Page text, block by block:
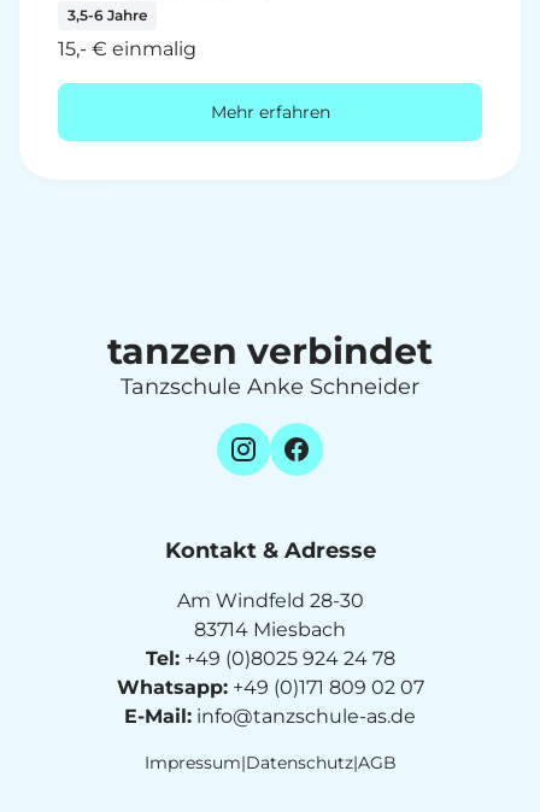
3,5-6 Jahre
15,- € einmalig
Mehr erfahren
Kontakt & Adresse
Am Windfeld 28-30
83714 Miesbach
Tel: +49 (0)8025 924 24 78
Whatsapp: +49 (0)171 809 02 07
E-Mail: info@tanzschule-as.de
tanzen verbindet
Tanzschule Anke Schneider
Impressum|Datenschutz|AGB